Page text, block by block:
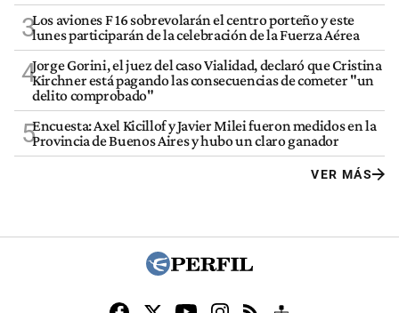
3Los aviones F 16 sobrevolarán el centro porteño y este
lunes participarán de la celebración de la Fuerza Aérea
4Jorge Gorini, el juez del caso Vialidad, declaró que Cristina
Kirchner está pagando las consecuencias de cometer "un
delito comprobado"
5Encuesta: Axel Kicillof y Javier Milei fueron medidos en la
Provincia de Buenos Aires y hubo un claro ganador
VER MÁS